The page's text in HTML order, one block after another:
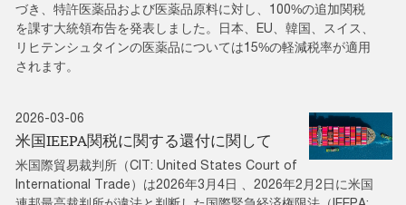
づき、特許医薬品および医薬品原料に対し、100%の追加関税
を課す大統領布告を発表しました。日本、EU、韓国、スイス、
リヒテンシュタインの医薬品については15%の軽減税率が適用
されます。
2026-03-06
米国IEEPA関税に関する還付に関して
米国際貿易裁判所（CIT: United States Court of
International Trade）は2026年3月4日 、2026年2月2日に米国